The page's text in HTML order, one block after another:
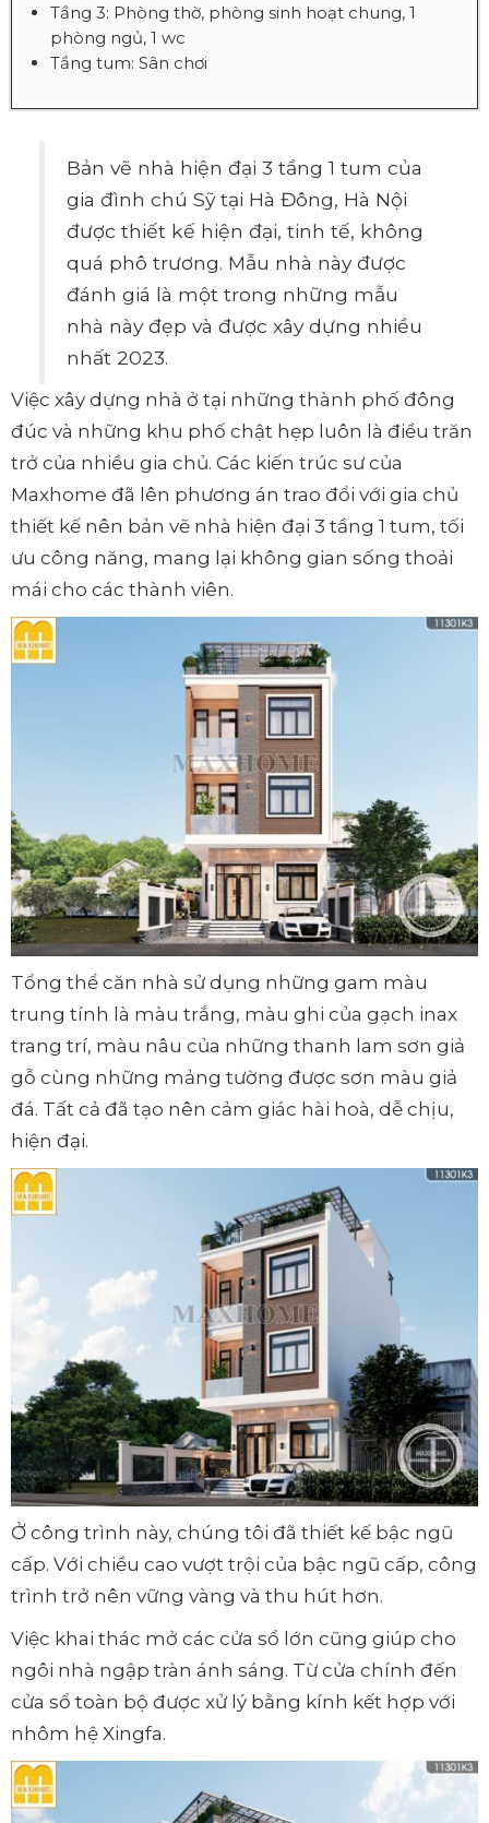
Tầng 3: Phòng thờ, phòng sinh hoạt chung, 1
phòng ngủ, 1 wc
Tầng tum: Sân chơi
Bản vẽ nhà hiện đại 3 tầng 1 tum của
gia đình chú Sỹ tại Hà Đông, Hà Nội
được thiết kế hiện đại, tinh tế, không
quá phô trương. Mẫu nhà này được
đánh giá là một trong những mẫu
nhà này đẹp và được xây dựng nhiều
nhất 2023.
Việc xây dựng nhà ở tại những thành phố đông
đúc và những khu phố chật hẹp luôn là điều trăn
trở của nhiều gia chủ. Các kiến trúc sư của
Maxhome đã lên phương án trao đổi với gia chủ
thiết kế nên bản vẽ nhà hiện đại 3 tầng 1 tum, tối
ưu công năng, mang lại không gian sống thoải
mái cho các thành viên.
Tổng thể căn nhà sử dụng những gam màu
trung tính là màu trắng, màu ghi của gạch inax
trang trí, màu nâu của những thanh lam sơn giả
gỗ cùng những mảng tường được sơn màu giả
đá. Tất cả đã tạo nên cảm giác hài hoà, dễ chịu,
hiện đại.
Ở công trình này, chúng tôi đã thiết kế bậc ngũ
cấp. Với chiều cao vượt trội của bậc ngũ cấp, công
trình trở nên vững vàng và thu hút hơn.
Việc khai thác mở các cửa sổ lớn cũng giúp cho
ngôi nhà ngập tràn ánh sáng. Từ cửa chính đến
cửa sổ toàn bộ được xử lý bằng kính kết hợp với
nhôm hệ Xingfa.